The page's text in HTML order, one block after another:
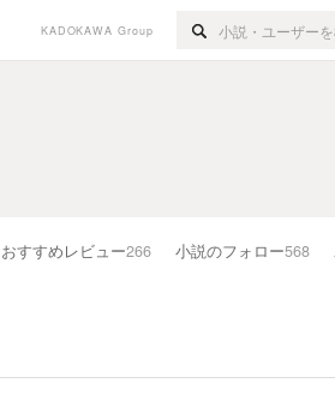
KADOKAWA Group
おすすめレビュー266 小説のフォロー568